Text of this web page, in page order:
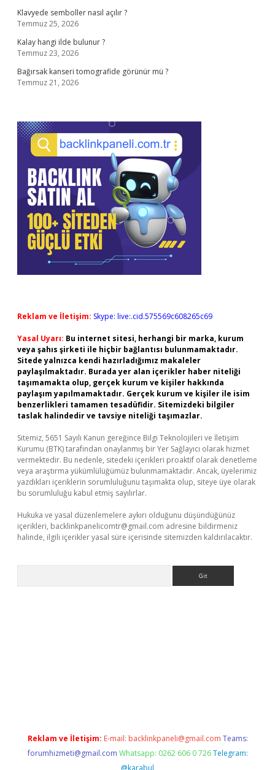
Klavyede semboller nasıl açılır ?
Temmuz 25, 2026
Kalay hangi ilde bulunur ?
Temmuz 23, 2026
Bağırsak kanseri tomografide görünür mü ?
Temmuz 21, 2026
Reklam ve İletişim: Skype: live:.cid.575569c608265c69
Yasal Uyarı: Bu internet sitesi, herhangi bir marka, kurum
veya şahıs şirketi ile hiçbir bağlantısı bulunmamaktadır.
Sitede yalnızca kendi hazırladığımız makaleler
paylaşılmaktadır. Burada yer alan içerikler haber niteliği
taşımamakta olup, gerçek kurum ve kişiler hakkında
paylaşım yapılmamaktadır. Gerçek kurum ve kişiler ile isim
benzerlikleri tamamen tesadüfidir. Sitemizdeki bilgiler
taslak halindedir ve tavsiye niteliği taşımazlar.
Sitemiz, 5651 Sayılı Kanun gereğince Bilgi Teknolojileri ve İletişim
Kurumu (BTK) tarafından onaylanmış bir Yer Sağlayıcı olarak hizmet
vermektedir. Bu nedenle, sitedeki içerikleri proaktif olarak denetleme
veya araştırma yükümlülüğümüz bulunmamaktadır. Ancak, üyelerimiz
yazdıkları içeriklerin sorumluluğunu taşımakta olup, siteye üye olarak
bu sorumluluğu kabul etmiş sayılırlar.
Hukuka ve yasal düzenlemelere aykırı olduğunu düşündüğünüz
içerikleri, backlinkpanelicomtr@gmail.com adresine bildirmeniz
halinde, ilgili içerikler yasal süre içerisinde sitemizden kaldırılacaktır.
Reklam ve İletişim: E-mail: backlinkpaneli@gmail.com Teams:
forumhizmeti@gmail.com Whatsapp: 0262 606 0 726 Telegram:
@karabul